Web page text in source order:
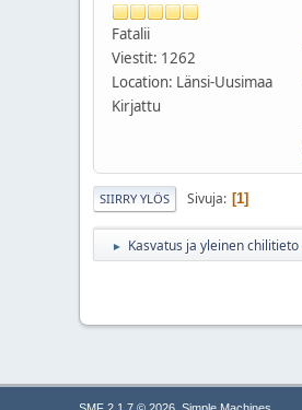
Fatalii
Viestit: 1262
Location: Länsi-Uusimaa
Kirjattu
SIIRRY YLÖS Sivuja 1
► Kasvatus ja yleinen chilitieto